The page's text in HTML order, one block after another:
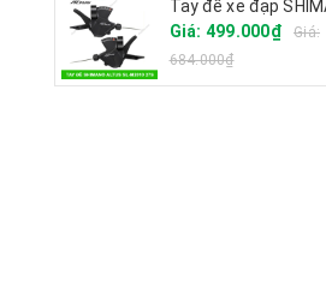
Giá: 499.000₫
Giá:
684.000₫